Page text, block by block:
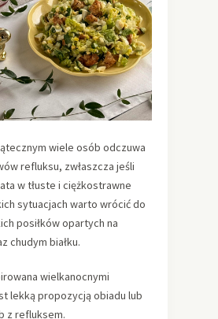
wiele osób odczuwa
refluksu, zwłaszcza jeśli
w tłuste i ciężkostrawne
sytuacjach warto wrócić do
posiłków opartych na
chudym białku.
wielkanocnymi
lekką propozycją obiadu lub
z refluksem.